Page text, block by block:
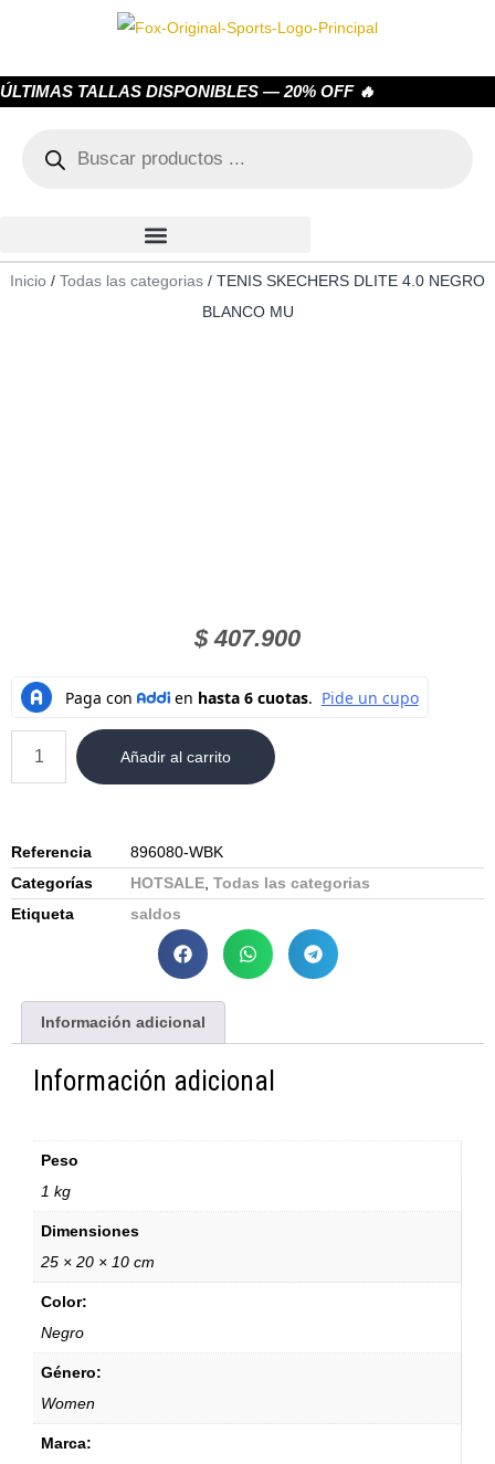
ÚLTIMAS TALLAS DISPONIBLES — 20% OFF 🔥
Inicio / Todas las categorias / TENIS SKECHERS DLITE 4.0 NEGRO
BLANCO MU
$407.900
Añadir al carrito
Referencia
896080-WBK
Categorías
HOTSALE, Todas las categorias
Etiqueta
saldos
Información adicional
Información adicional
Peso
1 kg
Dimensiones
25 × 20 × 10 cm
Color:
Negro
Género:
Women
Marca: